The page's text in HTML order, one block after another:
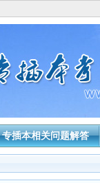
专插本相关问题解答